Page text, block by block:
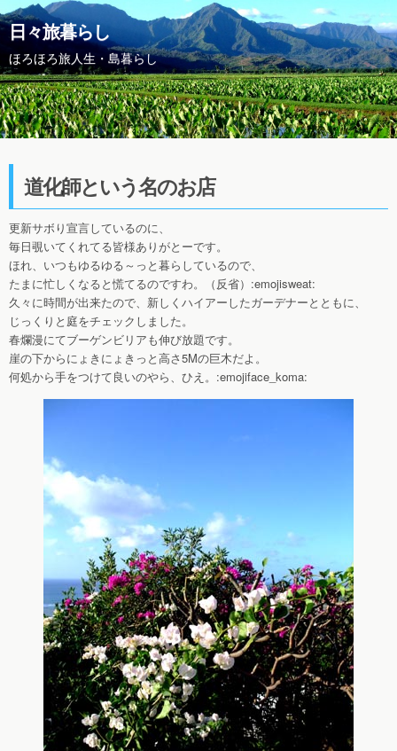
日々旅暮らし
ほろほろ旅人生・島暮らし
道化師という名のお店
更新サボり宣言しているのに、
毎日覗いてくれてる皆様ありがとーです。
ほれ、いつもゆるゆる～っと暮らしているので、
たまに忙しくなると慌てるのですわ。（反省）:emojisweat:
久々に時間が出来たので、新しくハイアーしたガーデナーとともに、
じっくりと庭をチェックしました。
春爛漫にてブーゲンビリアも伸び放題です。
崖の下からにょきにょきっと高さ5Mの巨木だよ。
何処から手をつけて良いのやら、ひえ。:emojiface_koma: